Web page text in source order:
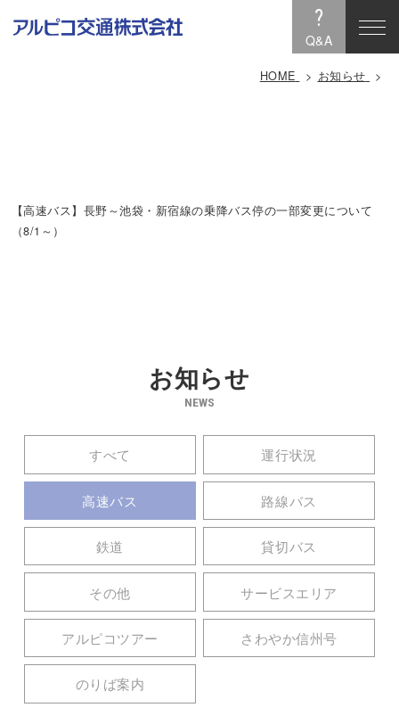
?
Q&A
HOME お知らせ
【高速バス】長野～池袋・新宿線の乗降バス停の一部変更について
（8/1～）
お知らせ
NEWS
すべて 運行状況
高速バス 路線バス
鉄道 貸切バス
その他 サービスエリア
アルピコツアー さわやか信州号
のりば案内